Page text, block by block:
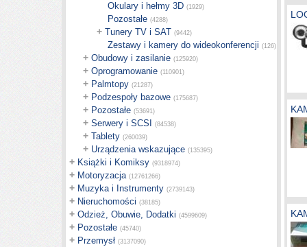
Okulary i hełmy 3D (1929)
Pozostałe (4288)
+ Tunery TV i SAT (9442)
Zestawy i kamery do wideokonferencji (126)
+ Obudowy i zasilanie (125920)
+ Oprogramowanie (110901)
+ Palmtopy (21287)
+ Podzespoły bazowe (175687)
+ Pozostałe (53691)
+ Serwery i SCSI (84538)
+ Tablety (260039)
+ Urządzenia wskazujące (135395)
+ Książki i Komiksy (9318974)
+ Motoryzacja (12761266)
+ Muzyka i Instrumenty (2739143)
+ Nieruchomości (38185)
+ Odzież, Obuwie, Dodatki (4599609)
+ Pozostałe (45740)
+ Przemysł (3137090)